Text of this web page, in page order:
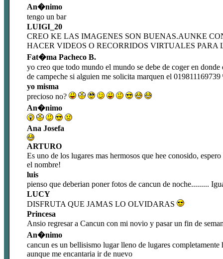
An�nimo
tengo un bar
LUIGI_20
CREO KE LAS IMAGENES SON BUENAS.AUNKE
HACER VIDEOS O RECORRIDOS VIRTUALES
Fat�ma Pacheco B.
yo creo que todo mundo el mundo se debe de coger en
de campeche si alguien me solicita marquen el 019811169739
yo misma
precioso no?
An�nimo
Ana Josefa
ARTURO
Es uno de los lugares mas hermosos que hee conosido,
el nombre!
luis
pienso que deberian poner fotos de cancun de noche.........
LUCY
DISFRUTA QUE JAMAS LO OLVIDARAS
Princesa
Ansio regresar a Cancun con mi novio y pasar un fin de
An�nimo
cancun es un bellisismo lugar lleno de lugares
aunque me encantaria ir de nuevo